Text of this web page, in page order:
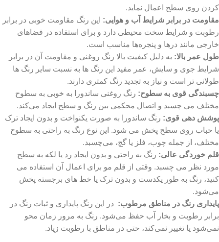
کردن روی سطح اعمال نماید.
مقاومت در برابر شرایط آب و هوایی: این رنگ مقاومت خوبی در برابر
رطوبت و شرایط سخت محیطی دارد و برای استفاده در فضاهای
خارجی مانند درها و پنجره‌ها مناسب است.
طول عمر بالا: به دلیل کیفیت بالا رنگ روغنی و مقاومت آن در برابر
شرایط جوی و سایش، عمر مفید این رنگ ها به نسبت سایر رنگ ها
طولانی تر است و نیاز به تجدید رنگ کمتری دارند.
چسبندگی قوی به سطوح: رنگ روغنی ساندورا به خوبی به سطوح
مختلف می ‌چسبد و اتصال محکمی بین رنگ و سطح ایجاد می‌کند.
پوشش‌ دهی قوی: رنگ ساندورا به صورت یکنواخت و بدون ایجاد ترک
یا حباب روی سطح پخش می شود. این نوع رنگ‌ به راحتی به سطوح
مختلف، از جمله چوب، فلز یا گچ، می‌چسبد.
قلم خوردگی عالی: رنگ به راحتی و بدون ایجاد رد یا لکه به سطح
مورد نظر می ‌چسبد. وقتی از قلم ‌مو برای اعمال آن استفاده می
‌کنید، رنگ به ‌طور یکدست و بدون ترک یا خط‌ های برجسته پخش
می‌شود.
پایداری رنگ در مناطق مرطوب: در این رنگ پایداری و ثبات رنگ در
برابر رطوبت و بخار آب حفظ می‌شود. رنگ به مرور زمان محو
نمی‌شود یا تغییر نمی‌کند، حتی در مناطق با رطوبت زیاد.